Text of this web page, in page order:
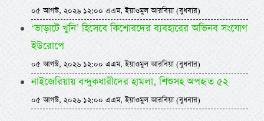
০৫ আগস্ট, ২০২৬ ১২:০০ এএম, ইয়াওমুল আরবিয়া (বুধবার)
‘ভাড়াটে খুনি’ হিসেবে কিশোরদের ব্যবহারের অভিনব সংযোগ
ইউরোপে
০৫ আগস্ট, ২০২৬ ১২:০০ এএম, ইয়াওমুল আরবিয়া (বুধবার)
নাইজেরিয়ায় বন্দুকধারীদের হামলা, শিশুসহ অপহৃত ৫২
০৫ আগস্ট, ২০২৬ ১২:০০ এএম, ইয়াওমুল আরবিয়া (বুধবার)